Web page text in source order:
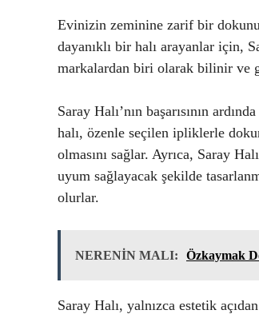
Evinizin zeminine zarif bir
dayanıklı bir halı arayanlar için,
markalardan biri olarak bilinir ve
Saray Halı’nın başarısının
halı, özenle seçilen ipliklerle
olmasını sağlar. Ayrıca, Saray
uyum sağlayacak şekilde
olurlar.
NERENİN MALI: Özkaymak
Saray Halı, yalnızca estetik